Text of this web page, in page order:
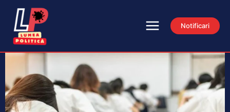
Notificari